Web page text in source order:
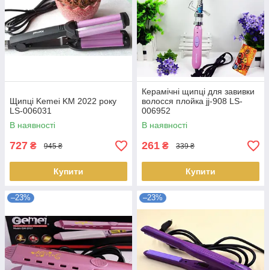
Щипці Kemei KM 2022 року
LS-006031
В наявності
727 ₴ 945 ₴
Купити
Керамічні щипці для завивки
волосся плойка jj-908 LS-
006952
В наявності
261 ₴ 339 ₴
Купити
–23% –23%